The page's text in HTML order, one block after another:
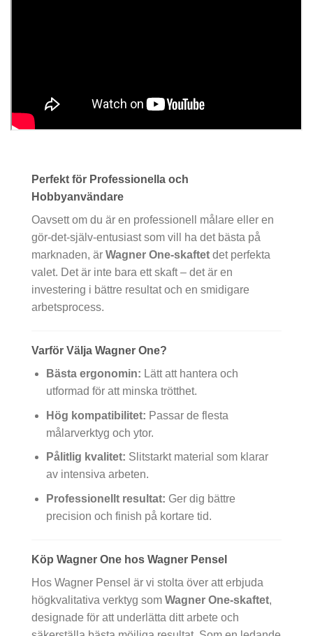
Perfekt för Professionella och
Hobbyanvändare
Oavsett om du är en professionell målare eller en
gör-det-själv-entusiast som vill ha det bästa på
marknaden, är Wagner One-skaftet det perfekta
valet. Det är inte bara ett skaft – det är en
investering i bättre resultat och en smidigare
arbetsprocess.
Varför Välja Wagner One?
Bästa ergonomin: Lätt att hantera och
utformad för att minska trötthet.
Hög kompatibilitet: Passar de flesta
målarverktyg och ytor.
Pålitlig kvalitet: Slitstarkt material som klarar
av intensiva arbeten.
Professionellt resultat: Ger dig bättre
precision och finish på kortare tid.
Köp Wagner One hos Wagner Pensel
Hos Wagner Pensel är vi stolta över att erbjuda
högkvalitativa verktyg som Wagner One-skaftet,
designade för att underlätta ditt arbete och